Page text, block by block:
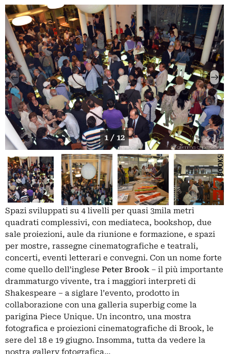
1 / 12
Spazi sviluppati su 4 livelli per quasi 3mila metri
quadrati complessivi, con mediateca, bookshop, due
sale proiezioni, aule da riunione e formazione, e spazi
per mostre, rassegne cinematografiche e teatrali,
concerti, eventi letterari e convegni. Con un nome forte
come quello dell’inglese Peter Brook – il più importante
drammaturgo vivente, tra i maggiori interpreti di
Shakespeare – a siglare l’evento, prodotto in
collaborazione con una galleria superbig come la
parigina Piece Unique. Un incontro, una mostra
fotografica e proiezioni cinematografiche di Brook, le
sere del 18 e 19 giugno. Insomma, tutta da vedere la
nostra gallery fotografica…